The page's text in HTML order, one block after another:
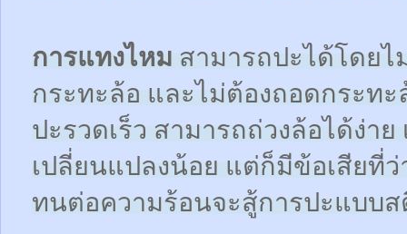
การแทงไหม สามารถปะได้โดยไ
กระทะล้อ และไม่ต้องถอดกระทะ
ปะรวดเร็ว สามารถถ่วงล้อได้ง่า
เปลี่ยนแปลงน้อย แต่ก็มีข้อเสียที่
ทนต่อความร้อนจะสู้การปะแบบ